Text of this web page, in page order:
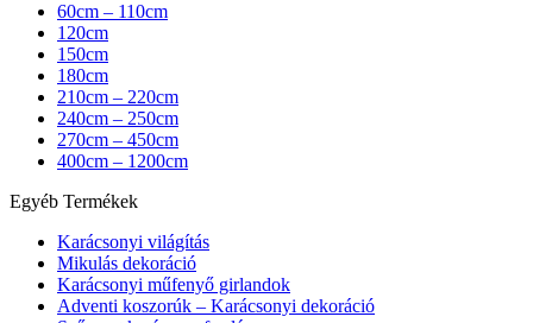
60cm – 110cm
120cm
150cm
180cm
210cm – 220cm
240cm – 250cm
270cm – 450cm
400cm – 1200cm
Egyéb Termékek
Karácsonyi világítás
Mikulás dekoráció
Karácsonyi műfenyő girlandok
Adventi koszorúk – Karácsonyi dekoráció